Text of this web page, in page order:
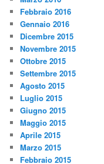
Febbraio 2016
Gennaio 2016
Dicembre 2015
Novembre 2015
Ottobre 2015
Settembre 2015
Agosto 2015
Luglio 2015
Giugno 2015
Maggio 2015
Aprile 2015
Marzo 2015
Febbraio 2015